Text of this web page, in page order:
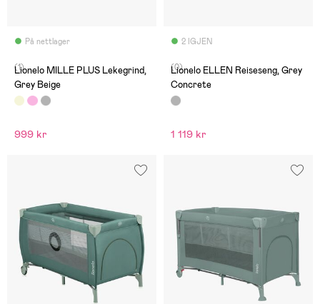
På nettlager
(1)
Lionelo MILLE PLUS Lekegrind,
Grey Beige
999 kr
2 IGJEN
(0)
Lionelo ELLEN Reiseseng, Grey
Concrete
1 119 kr